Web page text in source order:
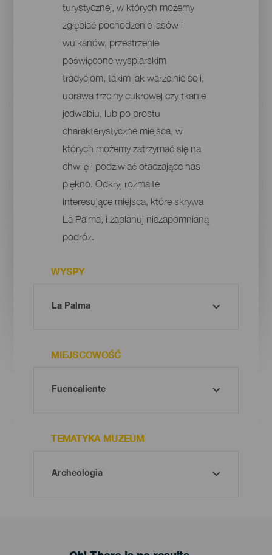
turystycznej, w których możemy
zgłębiać pochodzenie lasów i
wulkanów, przestrzenie
poświęcone wyspiarskim
tradycjom, takim jak warzelnie soli,
uprawa trzciny cukrowej czy tkanie
jedwabiu, lub po prostu
charakterystyczne miejsca, w
których możemy zatrzymać się na
chwilę i podziwiać otaczające nas
piękno. Odkryj rozmaite
interesujące miejsca, które skrywa
La Palma, i zaplanuj niezapomnianą
podróż.
WYSPY
MIEJSCOWOŚĆ
TEMATYKA MUZEUM